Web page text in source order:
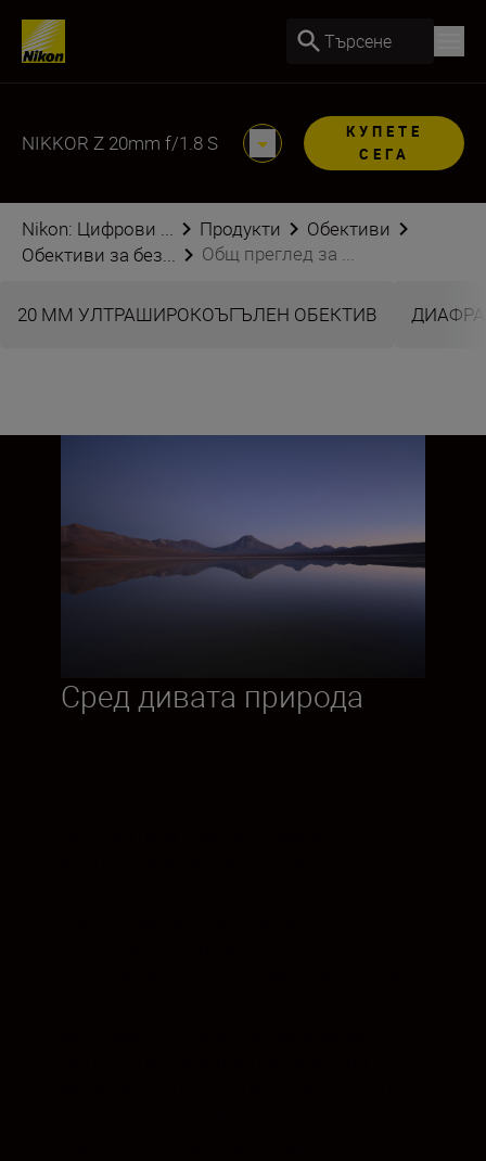
Търсене
NIKKOR Z 20mm f/1.8 S
КУПЕТЕ
СЕГА
Nikon: Цифрови ... Продукти
Обективи
Обективи за без...
Общ преглед за ...
20 ММ УЛТРАШИРОКОЪГЪЛЕН ОБЕКТИВ
Сред дивата природа